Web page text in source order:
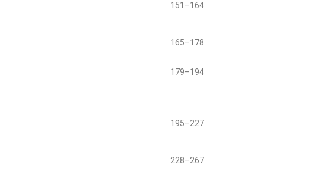
151–164
165–178
179–194
195–227
228–267